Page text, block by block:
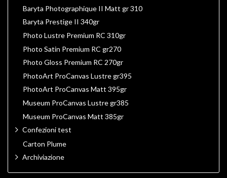
Baryta Photographique II Matt gr 310
Baryta Prestige II 340gr
Photo Lustre Premium RC 310gr
Photo Satin Premium RC gr270
Photo Gloss Premium RC 270gr
PhotoArt ProCanvas Lustre gr395
PhotoArt ProCanvas Matt 395gr
Museum ProCanvas Lustre gr385
Museum ProCanvas Matt 385gr
Confezioni test
Carton Plume
Archiviazione